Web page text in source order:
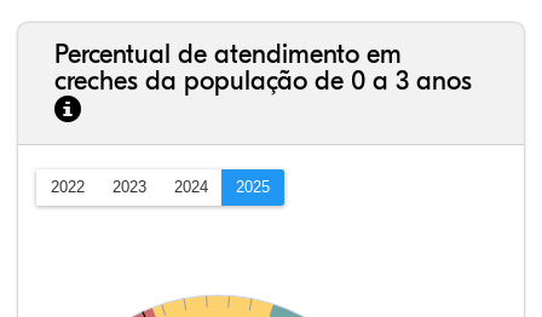
Percentual de atendimento em
creches da população de 0 a 3 anos
2022 2023 2024 2025